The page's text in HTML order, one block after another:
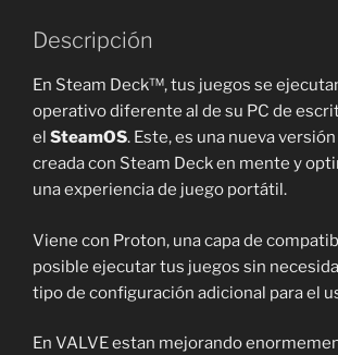
Descripción
En Steam Deck™, tus juegos se
operativo diferente al de su PC de
el SteamOS. Este, es una nueva
creada con Steam Deck en mente y
una experiencia de juego portátil.
Viene con Proton, una capa de
posible ejecutar tus juegos sin
tipo de configuración adicional para el
En VALVE estan mejorando